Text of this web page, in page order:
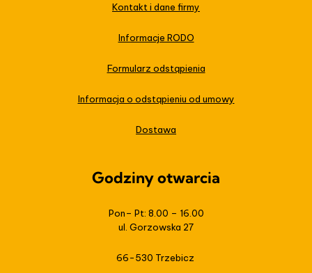
Kontakt i dane firmy
Informacje RODO
Formularz odstąpienia
Informacja o odstąpieniu od umowy
Dostawa
Godziny otwarcia
Pon– Pt: 8.00 – 16.00
ul. Gorzowska 27
66-530 Trzebicz